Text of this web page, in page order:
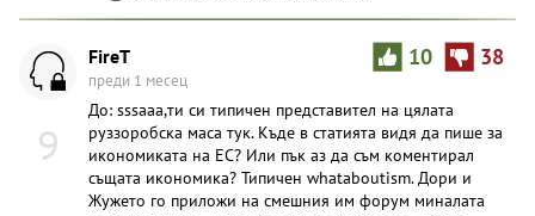
9
10 38
FireT
преди 1 месец
До: sssaaa,ти си типичен представител на цялата
руззоробска маса тук. Къде в статията видя да пише за
икономиката на ЕС? Или пък аз да съм коментирал
същата икономика? Типичен whataboutism. Дори и
Жужето го приложи на смешния им форум миналата